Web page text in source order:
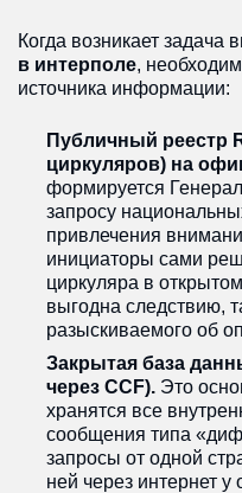
Когда возникает задача
в интерполе,
источника информации:
Публичный реестр
циркуляров) на
формируется
запросу
привлечения
инициаторы сами
циркуляра в
выгодна следствию,
разыскиваемого об
Закрытая база
через CCF). Это
хранятся все
сообщения типа
запросы от одной
ней через интернет